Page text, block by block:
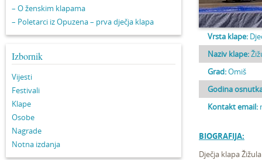
– O ženskim klapama
– Poletarci iz Opuzena – prva dječja klapa
Izbornik
Vijesti
Festivali
Klape
Osobe
Nagrade
Notna izdanja
Vrsta klape:
Naziv klape:
Grad:Omiš
Godina
Kontakt email:
BIOGRAFIJA:
Dječja klapa